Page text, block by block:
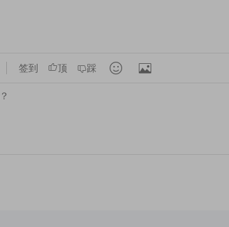
签到 顶 踩  